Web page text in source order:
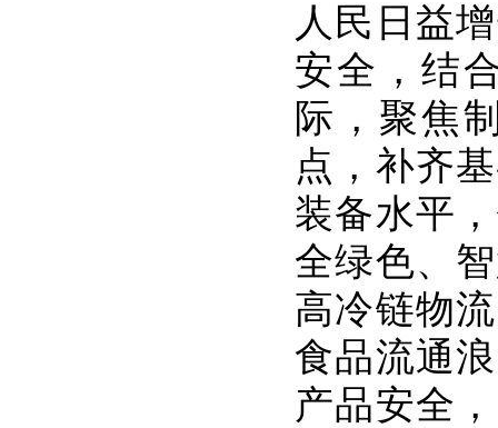
人民日益
安全，结
际，聚焦
点，补齐
装备水平
全绿色、
高冷链物
食品流通
产品安全